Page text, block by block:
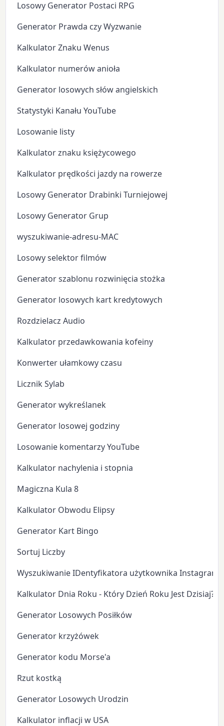
Losowy Generator Postaci RPG
Generator Prawda czy Wyzwanie
Kalkulator Znaku Wenus
Kalkulator numerów anioła
Generator losowych słów angielskich
Statystyki Kanału YouTube
Losowanie listy
Kalkulator znaku księżycowego
Kalkulator prędkości jazdy na rowerze
Losowy Generator Drabinki Turniejowej
Losowy Generator Grup
wyszukiwanie-adresu-MAC
Losowy selektor filmów
Generator szablonu rozwinięcia stożka
Generator losowych kart kredytowych
Rozdzielacz Audio
Kalkulator przedawkowania kofeiny
Konwerter ułamkowy czasu
Licznik Sylab
Generator wykreślanek
Generator losowej godziny
Losowanie komentarzy YouTube
Kalkulator nachylenia i stopnia
Magiczna Kula 8
Kalkulator Obwodu Elipsy
Generator Kart Bingo
Sortuj Liczby
Wyszukiwanie IDentyfikatora użytkownika Instagram
Kalkulator Dnia Roku - Który Dzień Roku Jest Dzisiaj?
Generator Losowych Posiłków
Generator krzyżówek
Generator kodu Morse'a
Rzut kostką
Generator Losowych Urodzin
Kalkulator inflacji w USA